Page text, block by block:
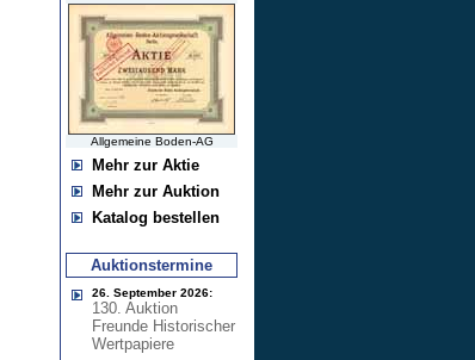
Allgemeine Boden-AG
Mehr zur Aktie
Mehr zur Auktion
Katalog bestellen
Auktionstermine
26. September 2026:
130. Auktion
Freunde Historischer
Wertpapiere